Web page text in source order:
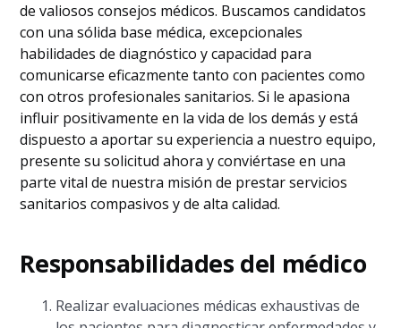
de valiosos consejos médicos. Buscamos candidatos
con una sólida base médica, excepcionales
habilidades de diagnóstico y capacidad para
comunicarse eficazmente tanto con pacientes como
con otros profesionales sanitarios. Si le apasiona
influir positivamente en la vida de los demás y está
dispuesto a aportar su experiencia a nuestro equipo,
presente su solicitud ahora y conviértase en una
parte vital de nuestra misión de prestar servicios
sanitarios compasivos y de alta calidad.
Responsabilidades del médico
Realizar evaluaciones médicas exhaustivas de